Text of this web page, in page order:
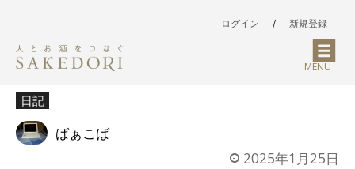
ログイン / 新規登録
MENU
日記
ばぁこば
2025年1月25日